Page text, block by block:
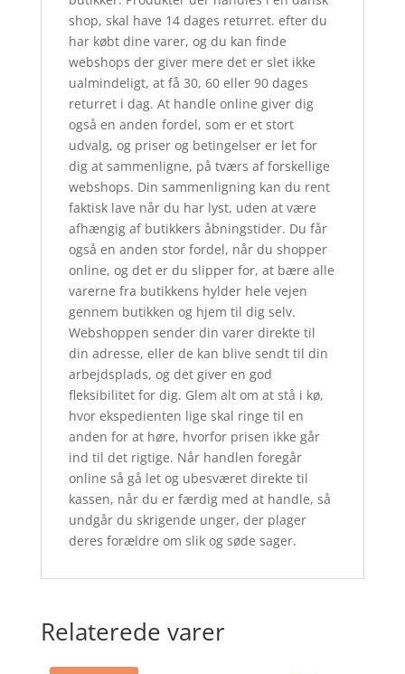
shop, skal have 14 dages returret. efter du
har købt dine varer, og du kan finde
webshops der giver mere det er slet ikke
ualmindeligt, at få 30, 60 eller 90 dages
returret i dag. At handle online giver dig
også en anden fordel, som er et stort
udvalg, og priser og betingelser er let for
dig at sammenligne, på tværs af forskellige
webshops. Din sammenligning kan du rent
faktisk lave når du har lyst, uden at være
afhængig af butikkers åbningstider. Du får
også en anden stor fordel, når du shopper
online, og det er du slipper for, at bære alle
varerne fra butikkens hylder hele vejen
gennem butikken og hjem til dig selv.
Webshoppen sender din varer direkte til
din adresse, eller de kan blive sendt til din
arbejdsplads, og det giver en god
fleksibilitet for dig. Glem alt om at stå i kø,
hvor ekspedienten lige skal ringe til en
anden for at høre, hvorfor prisen ikke går
ind til det rigtige. Når handlen foregår
online så gå let og ubesværet direkte til
kassen, når du er færdig med at handle, så
undgår du skrigende unger, der plager
deres forældre om slik og søde sager.
Relaterede varer